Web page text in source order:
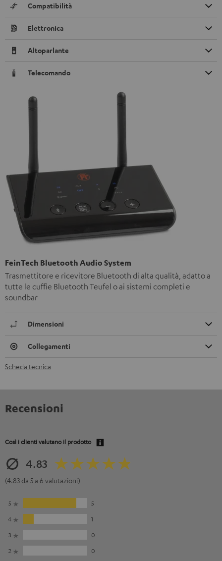
Compatibilità
Elettronica
Altoparlante
Telecomando
FeinTech Bluetooth Audio System
Trasmettitore e ricevitore Bluetooth di alta qualità, adatto a
tutte le cuffie Bluetooth Teufel o ai sistemi completi e
soundbar
Dimensioni
Collegamenti
Scheda tecnica
Recensioni
Così i clienti valutano il prodotto
4.83
(4.83 da 5 a 6 valutazioni)
5
5
4
1
3
0
2
0